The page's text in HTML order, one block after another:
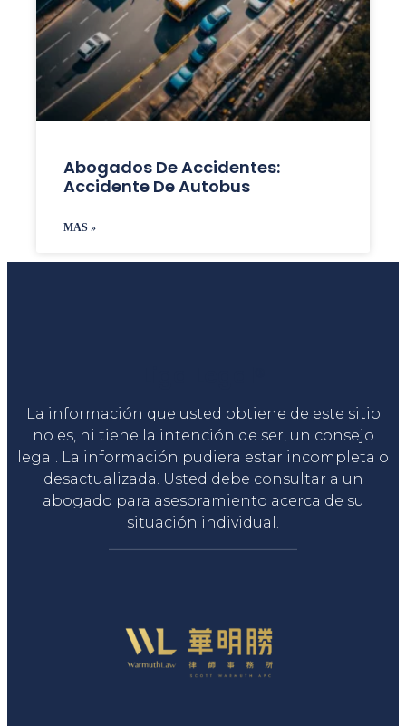
Abogados De Accidentes:
Accidente De Autobus
MAS »
La información que usted obtiene de este sitio
no es, ni tiene la intención de ser, un consejo
legal. La información pudiera estar incompleta o
desactualizada. Usted debe consultar a un
abogado para asesoramiento acerca de su
situación individual.